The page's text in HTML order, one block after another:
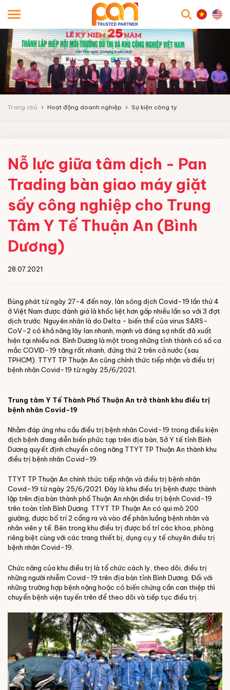
Trang chủ Hoạt động doanh nghiệp Sự kiện công ty
Nỗ lực giữa tâm dịch - Pan
Trading bàn giao máy giặt
sấy công nghiệp cho Trung
Tâm Y Tế Thuận An (Bình
Dương)
28.07.2021
Bùng phát từ ngày 27-4 đến nay, làn sóng dịch Covid-19 lần thứ 4
ở Việt Nam được đánh giá là khốc liệt hơn gấp nhiều lần so với 3 đợt
dịch trước. Nguyên nhân là do Delta - biến thể của virus SARS-
CoV-2 có khả năng lây lan nhanh, mạnh và đáng sợ nhất đã xuất
hiện tại nhiều nơi. Bình Dương là một trong những tỉnh thành có số ca
mắc COVID-19 tăng rất nhanh, đứng thứ 2 trên cả nước (sau
TPHCM). TTYT TP Thuận An cũng chính thức tiếp nhận và điều trị
bệnh nhân Covid-19 từ ngày 25/6/2021.
Trung tâm Y Tế Thành Phố Thuận An trở thành khu điều trị
bệnh nhân Covid-19
Nhằm đáp ứng nhu cầu điều trị bệnh nhân Covid-19 trong điều kiện
dịch bệnh đang diễn biến phức tạp trên địa bàn, Sở Y tế tỉnh Bình
Dương quyết định chuyển công năng TTYT TP Thuận An thành khu
điều trị bệnh nhân Covid-19.
TTYT TP Thuận An chính thức tiếp nhận và điều trị bệnh nhân
Covid-19 từ ngày 25/6/2021. Đây là khu điều trị bệnh được thành
lập trên địa bàn thành phố Thuận An nhận điều trị bệnh Covid-19
trên toàn tỉnh Bình Dương. TTYT TP Thuận An có qui mô 200
giường, được bố trí 2 cổng ra và vào để phân luồng bệnh nhân và
nhân viên y tế. Bên trong khu điều trị được bố trí các khoa, phòng
riêng biệt cùng với các trang thiết bị, dụng cụ y tế chuyên điều trị
bệnh nhân Covid-19.
Chức năng của khu điều trị là tổ chức cách ly, theo dõi, điều trị
những người nhiễm Covid-19 trên địa bàn tỉnh Bình Dương. Đối với
những trường hợp bệnh nặng hoặc có biến chứng cần can thiệp thì
chuyển bệnh viện tuyến trên để theo dõi và tiếp tục điều trị.